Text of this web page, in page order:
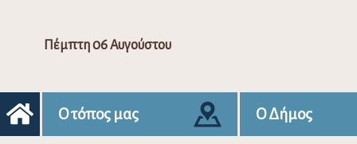
Πέμπτη 06 Αυγούστου
Ο τόπος μας Ο Δήμος